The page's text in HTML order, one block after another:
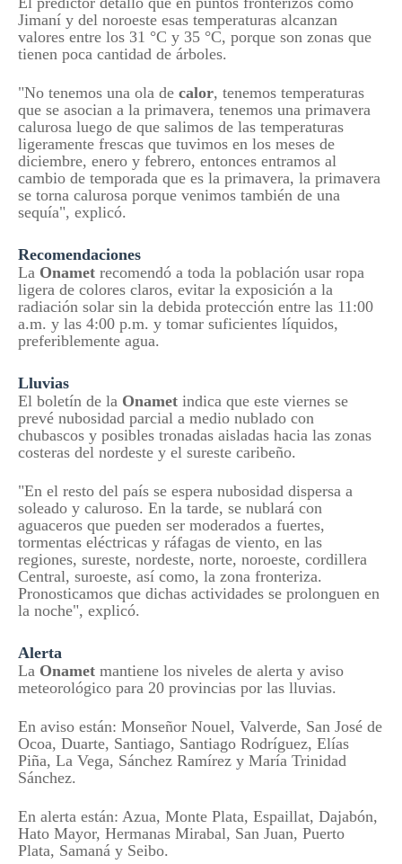
Jimaní y del noroeste esas temperaturas alcanzan
valores entre los 31 °C y 35 °C, porque son zonas que
tienen poca cantidad de árboles.
"No tenemos una ola de calor, tenemos temperaturas
que se asocian a la primavera, tenemos una primavera
calurosa luego de que salimos de las temperaturas
ligeramente frescas que tuvimos en los meses de
diciembre, enero y febrero, entonces entramos al
cambio de temporada que es la primavera, la primavera
se torna calurosa porque venimos también de una
sequía", explicó.
Recomendaciones
La Onamet recomendó a toda la población usar ropa
ligera de colores claros, evitar la exposición a la
radiación solar sin la debida protección entre las 11:00
a.m. y las 4:00 p.m. y tomar suficientes líquidos,
preferiblemente agua.
Lluvias
El boletín de la Onamet indica que este viernes se
prevé nubosidad parcial a medio nublado con
chubascos y posibles tronadas aisladas hacia las zonas
costeras del nordeste y el sureste caribeño.
"En el resto del país se espera nubosidad dispersa a
soleado y caluroso. En la tarde, se nublará con
aguaceros que pueden ser moderados a fuertes,
tormentas eléctricas y ráfagas de viento, en las
regiones, sureste, nordeste, norte, noroeste, cordillera
Central, suroeste, así como, la zona fronteriza.
Pronosticamos que dichas actividades se prolonguen en
la noche", explicó.
Alerta
La Onamet mantiene los niveles de alerta y aviso
meteorológico para 20 provincias por las lluvias.
En aviso están: Monseñor Nouel, Valverde, San José de
Ocoa, Duarte, Santiago, Santiago Rodríguez, Elías
Piña, La Vega, Sánchez Ramírez y María Trinidad
Sánchez.
En alerta están: Azua, Monte Plata, Espaillat, Dajabón,
Hato Mayor, Hermanas Mirabal, San Juan, Puerto
Plata, Samaná y Seibo.